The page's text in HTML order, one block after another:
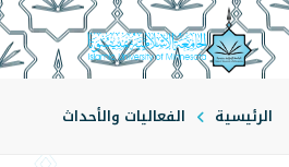
الرئيسية الفعاليات والأحداث